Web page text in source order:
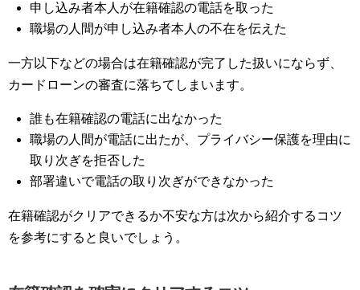
申し込み者本人が在籍確認の電話を取った
職場の人間が申し込み者本人の不在を伝えた
一方以下などの場合は在籍確認が完了した扱いにならず、
カードローンの審査に落ちてしまいます。
誰も在籍確認の電話に出なかった
職場の人間が電話に出たが、プライバシー保護を理由に
取り次ぎを拒否した
部署違いで電話の取り次ぎができなかった
在籍確認がクリアできるか不安な方は次から紹介するコツ
を参考にすると良いでしょう。